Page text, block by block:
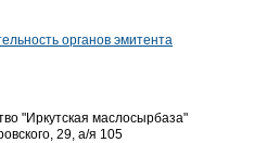
органов эмитента
"Иркутская маслосырбаза"
29, а/я 105